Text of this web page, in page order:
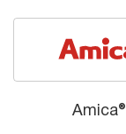
Amica®